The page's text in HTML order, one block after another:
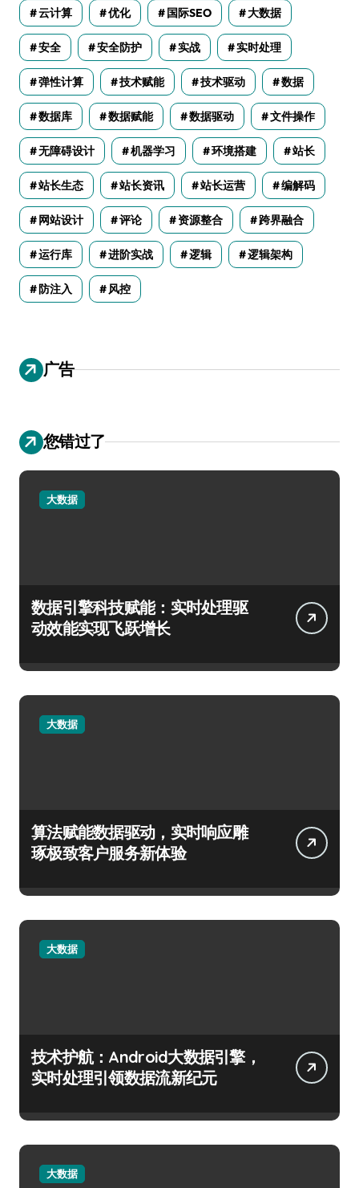
云计算 优化 国际SEO 大数据
安全 安全防护 实战 实时处理
弹性计算 技术赋能 技术驱动 数据
数据库 数据赋能 数据驱动 文件操作
无障碍设计 机器学习 环境搭建 站长
站长生态 站长资讯 站长运营 编解码
网站设计 评论 资源整合 跨界融合
运行库 进阶实战 逻辑 逻辑架构
防注入 风控
广告
您错过了
大数据
数据引擎科技赋能：实时处理驱
动效能实现飞跃增长
大数据
算法赋能数据驱动，实时响应雕
琢极致客户服务新体验
大数据
技术护航：Android大数据引擎，
实时处理引领数据流新纪元
大数据